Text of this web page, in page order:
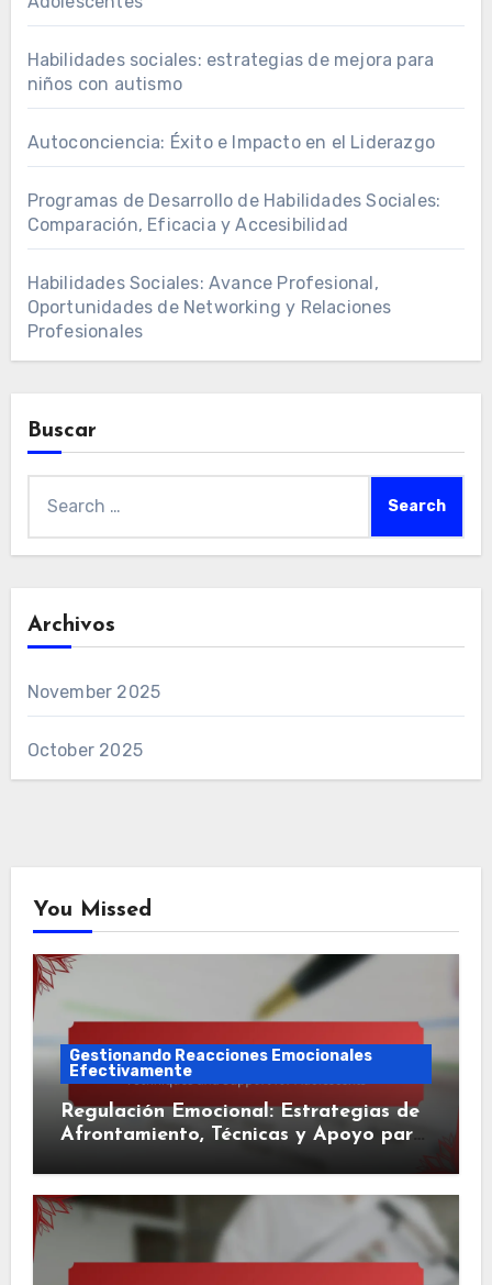
Habilidades sociales: estrategias de mejora para
niños con autismo
Autoconciencia: Éxito e Impacto en el Liderazgo
Programas de Desarrollo de Habilidades Sociales:
Comparación, Eficacia y Accesibilidad
Habilidades Sociales: Avance Profesional,
Oportunidades de Networking y Relaciones
Profesionales
Buscar
for:
Archivos
November 2025
October 2025
You Missed
Gestionando Reacciones Emocionales
Efectivamente
Regulación Emocional: Estrategias de
Afrontamiento, Técnicas y Apoyo para